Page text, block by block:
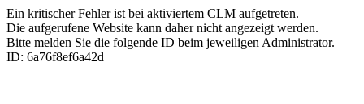
Ein kritischer Fehler ist bei aktiviertem CLM aufgetreten.
Die aufgerufene Website kann daher nicht angezeigt werden.
Bitte melden Sie die folgende ID beim jeweiligen Administrator.
ID: 6a76f8ef6a42d